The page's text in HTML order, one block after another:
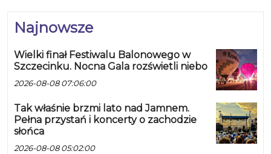
Najnowsze
Wielki finał Festiwalu Balonowego w
Szczecinku. Nocna Gala rozświetli niebo
2026-08-08 07:06:00
Tak właśnie brzmi lato nad Jamnem.
Pełna przystań i koncerty o zachodzie
słońca
2026-08-08 05:02:00